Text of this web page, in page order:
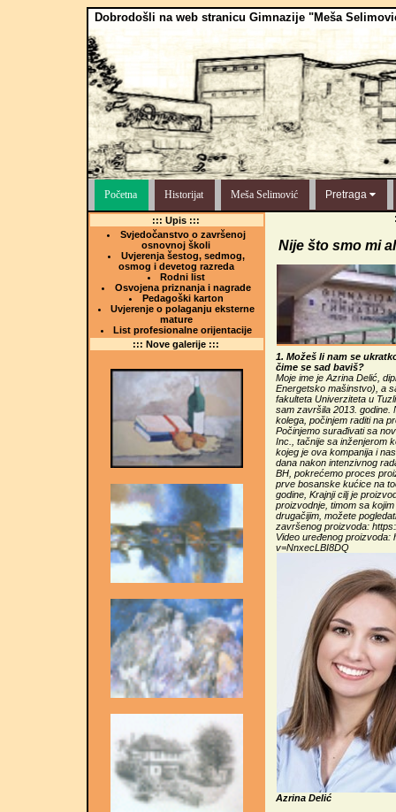
Dobrodošli na web stranicu Gimnazije "Meša
Početna Historijat Meša Selimović Pretraga
::: Upis :::
Svjedočanstvo o završenoj
osnovnoj školi
Uvjerenja šestog, sedmog,
osmog i devetog razreda
Rodni list
Osvojena priznanja i nagrade
Pedagoški karton
Uvjerenje o polaganju eksterne
mature
List profesionalne orijentacije
::: Nove galerije :::
Nije što smo mi
1. Možeš li nam se
čime se sad baviš?
Moje ime je Azrina Delić,
Energetsko mašinstvo), a
fakulteta Univerziteta u
sam završila 2013. godine.
kolega, počinjem raditi na
Počinjemo surađivati sa
Inc., tačnije sa inženjerom
kojeg je ova kompanija i
dana nakon intenzivnog
BH, pokrećemo proces
prve bosanske kućice na
godine, Krajnji cilj je
proizvodnje, timom sa
drugačijim, možete
završenog proizvoda:
Video uređenog proizvoda:
v=NnxecLBI8DQ
Azrina Delić